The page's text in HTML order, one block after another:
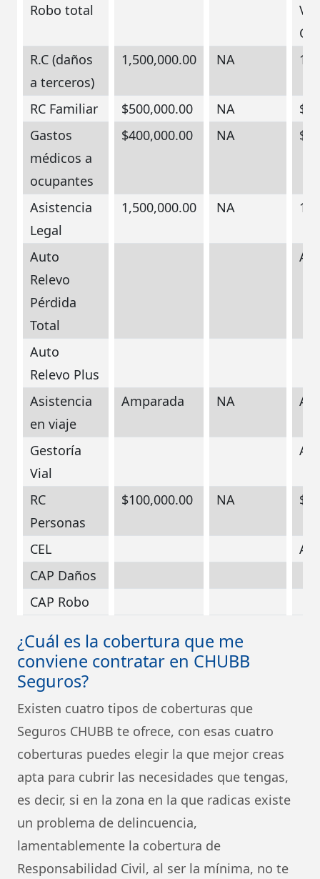
Robo total
R.C (daños
a terceros)
1,500,000.00 NA
RC Familiar $500,000.00 NA
Gastos
médicos a
ocupantes
$400,000.00 NA
Asistencia
Legal
1,500,000.00 NA
Auto
Relevo
Pérdida
Total
Auto
Relevo Plus
Asistencia
en viaje
Amparada NA
Gestoría
Vial
RC
Personas
$100,000.00 NA
CEL
CAP Daños
CAP Robo
¿Cuál es la cobertura que me
conviene contratar en CHUBB
Seguros?
Existen cuatro tipos de coberturas que
Seguros CHUBB te ofrece, con esas cuatro
coberturas puedes elegir la que mejor creas
apta para cubrir las necesidades que tengas,
es decir, si en la zona en la que radicas existe
un problema de delincuencia,
lamentablemente la cobertura de
Responsabilidad Civil, al ser la mínima, no te